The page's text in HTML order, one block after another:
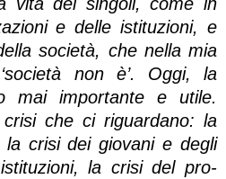
e delle istituzioni, e
società, che nella mia
non è’. Oggi, la
mai importante e utile.
che ci riguardano: la
la crisi dei giovani e degli
la crisi del pro-